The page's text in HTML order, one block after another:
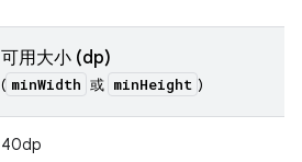
可用大小 (dp)
( minWidth 或 minHeight )
40dp